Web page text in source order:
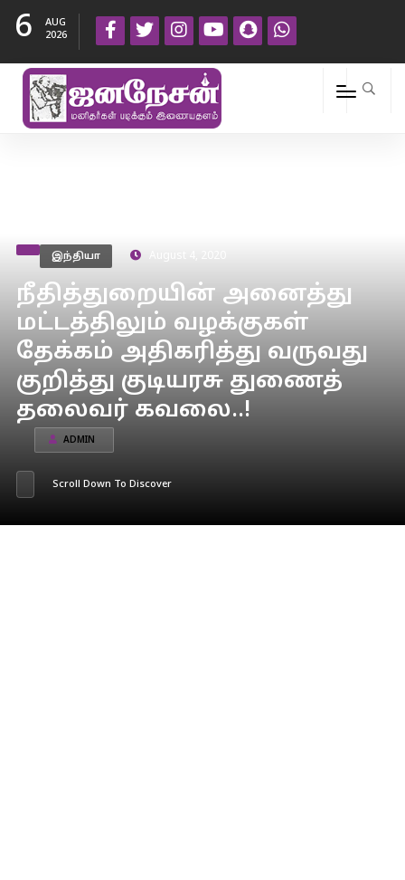
6
AUG
2026
இந்தியா
நீதித்துறையின் அனைத்து
மட்டத்திலும் வழக்குகள்
தேக்கம் அதிகரித்து வருவது
குறித்து குடியரசு துணைத்
தலைவர் கவலை..!
ADMIN
Scroll Down To Discover